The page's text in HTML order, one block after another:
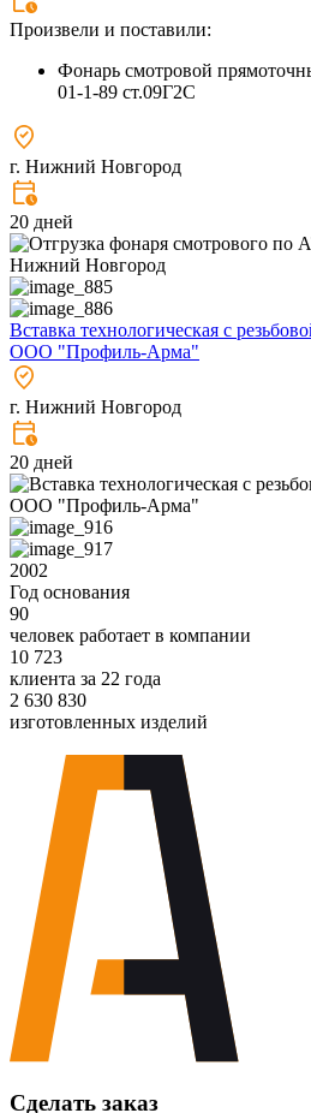
Произвели и поставили:
Фонарь смотровой
01-1-89 ст.09Г2С
г. Нижний Новгород
20 дней
Вставка технологическая с
ООО "Профиль-Арма"
г. Нижний Новгород
20 дней
2002
Год основания
90
человек работает в компании
10 723
клиента за 22 года
2 630 830
изготовленных изделий
Сделать заказ